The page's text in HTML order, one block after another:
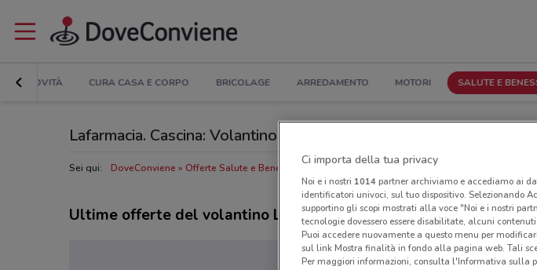
NOVITÀ CURA CASA E CORPO BRICOLAGE ARREDAMENTO MOTORI SALUTE E
Lafarmacia. Cascina: Volantino, Orari di apertura e Indirizzi
Sei qui: DoveConviene Offerte Salute e Benessere a Cascina Negozi Lafarmacia. a Cascina
Ultime offerte del volantino Lafarmacia.
Ci importa della tua privacy
Noi e i nostri 1014partner archiviamo e accediamo ai
identificatori univoci, sul tuo dispositivo. Selezionando
supportino gli scopi mostrati alla voce "Noi e i nostri
tecnologie dovessero essere disabilitate, alcuni
Puoi accedere nuovamente a questo menu per
sul link Mostra finalità in fondo alla pagina web. Tali
Per maggiori informazioni, consulta l'Informativa sulla